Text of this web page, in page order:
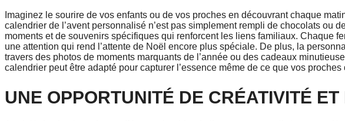
Imaginez le sourire de vos enfants ou de vos proches en découvrant chaque
calendrier de l’avent personnalisé n’est pas simplement rempli de chocolats ou
moments et de souvenirs spécifiques qui renforcent les liens familiaux. Chaque
une attention qui rend l’attente de Noël encore plus spéciale. De plus, la
travers des photos de moments marquants de l’année ou des cadeaux
calendrier peut être adapté pour capturer l’essence même de ce que vos proches
UNE OPPORTUNITÉ DE CRÉATIVITÉ ET